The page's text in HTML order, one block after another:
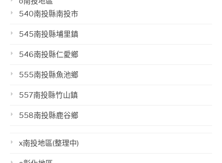
540南投縣南投市
545南投縣埔里鎮
546南投縣仁愛鄉
555南投縣魚池鄉
557南投縣竹山鎮
558南投縣鹿谷鄉
x南投地區(整理中)